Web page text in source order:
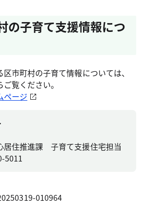
子育て支援情報につ
市町村の子育て情報については、
覧ください。
ページ
住推進課 子育て支援住宅担当
5011
010964